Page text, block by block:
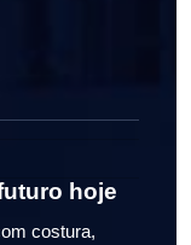
hoje
costura,